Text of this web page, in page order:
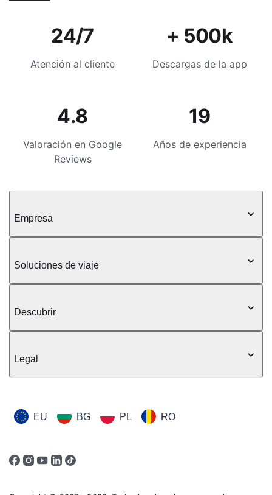
24/7
Atención al cliente
+ 500k
Descargas de la app
4.8
Valoración en Google
Reviews
19
Años de experiencia
Empresa
Soluciones de viaje
Descubrir
Legal
EU BG PL RO